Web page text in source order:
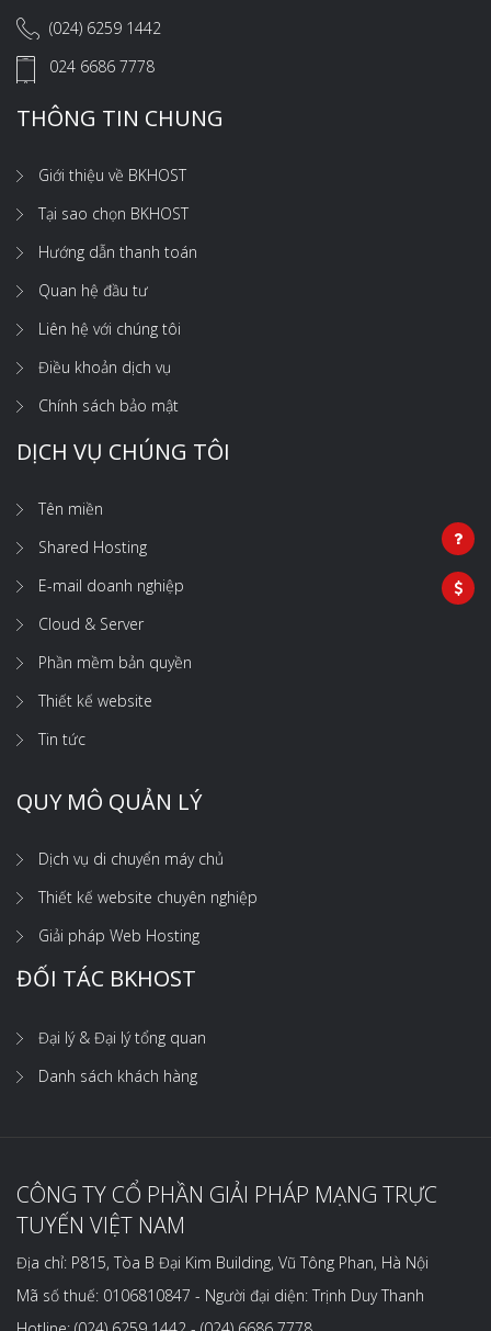
(024) 6259 1442
024 6686 7778
THÔNG TIN CHUNG
Giới thiệu về BKHOST
Tại sao chọn BKHOST
Hướng dẫn thanh toán
Quan hệ đầu tư
Liên hệ với chúng tôi
Điều khoản dịch vụ
Chính sách bảo mật
DỊCH VỤ CHÚNG TÔI
Tên miền
Shared Hosting
E-mail doanh nghiệp
Cloud & Server
Phần mềm bản quyền
Thiết kế website
Tin tức
QUY MÔ QUẢN LÝ
Dịch vụ di chuyển máy chủ
Thiết kế website chuyên nghiệp
Giải pháp Web Hosting
ĐỐI TÁC BKHOST
Đại lý & Đại lý tổng quan
Danh sách khách hàng
CÔNG TY CỔ PHẦN GIẢI PHÁP MẠNG TRỰC
TUYẾN VIỆT NAM
Địa chỉ: P815, Tòa B Đại Kim Building, Vũ Tông Phan, Hà Nội
Mã số thuế: 0106810847 - Người đại diện: Trịnh Duy Thanh